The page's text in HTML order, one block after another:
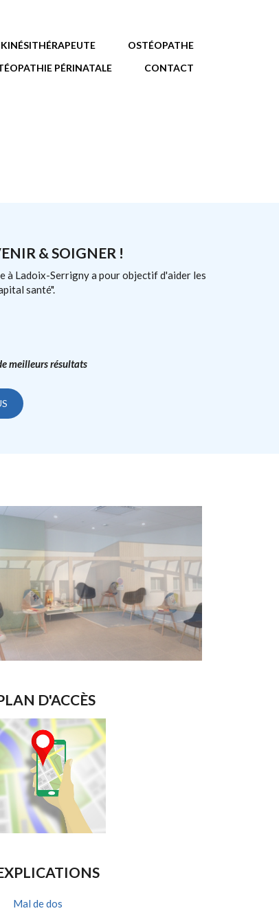
KINÉSITHÉRAPEUTE
OSTÉOPATHE
PÉRINATALE
CONTACT
& SOIGNER !
à Ladoix-Serrigny a pour objectif d'aider les
santé".
meilleurs résultats
D'ACCÈS
Mal de dos